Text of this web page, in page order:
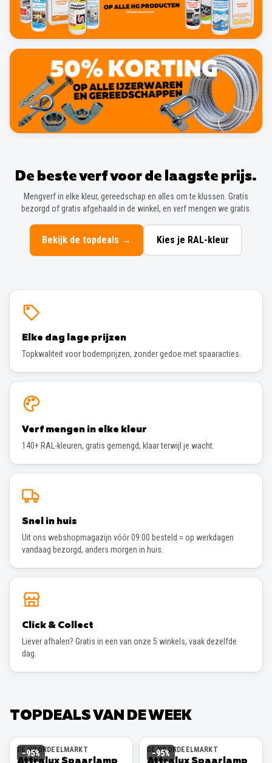
De beste verf voor de laagste prijs.
Mengverf in elke kleur, gereedschap en alles om te klussen. Gratis
bezorgd of gratis afgehaald in de winkel, en verf mengen we gratis.
Bekijk de topdeals → Kies je RAL-kleur
Elke dag lage prijzen
Topkwaliteit voor bodemprijzen, zonder gedoe met spaaracties.
Verf mengen in elke kleur
140+ RAL-kleuren, gratis gemengd, klaar terwijl je wacht.
Snel in huis
Uit ons webshopmagazijn vóór 09:00 besteld = op werkdagen
vandaag bezorgd, anders morgen in huis.
Click & Collect
Liever afhalen? Gratis in een van onze 5 winkels, vaak dezelfde
dag.
TOPDEALS VAN DE WEEK
−95%
DE VOORDEELMARKT
Attralux Spaarlamp
−95%
DE VOORDEELMARKT
Attralux Spaarlamp